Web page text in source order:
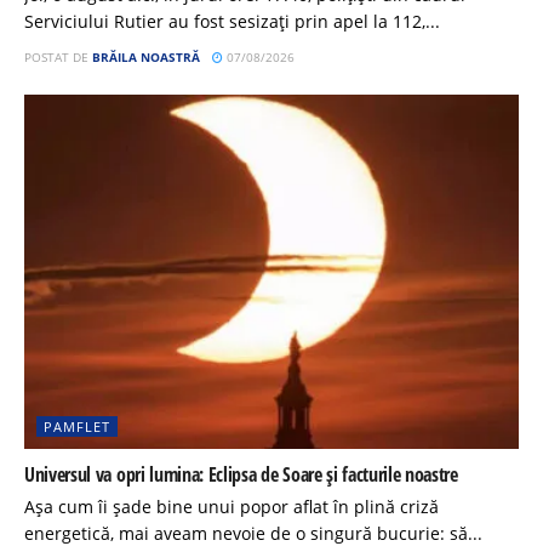
Serviciului Rutier au fost sesizați prin apel la 112,...
POSTAT DE BRĂILA NOASTRĂ 07/08/2026
PAMFLET
Universul va opri lumina: Eclipsa de Soare și facturile noastre
Așa cum îi șade bine unui popor aflat în plină criză
energetică, mai aveam nevoie de o singură bucurie: să...